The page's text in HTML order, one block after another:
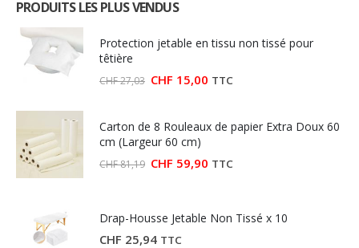
CHF 76,31.
PRODUITS LES PLUS VENDUS
Protection jetable en tissu non tissé pour
têtière
CHF27,03 Le
CHF 27,03.
CHF 15,00Le
CHF 15,00.
TTC
Carton de 8 Rouleaux de papier Extra Doux 60
cm (Largeur 60 cm)
CHF81,19 Le
CHF 81,19.
CHF 59,90Le
CHF 59,90.
TTC
Drap-Housse Jetable Non Tissé x 10
CHF 25,94 TTC